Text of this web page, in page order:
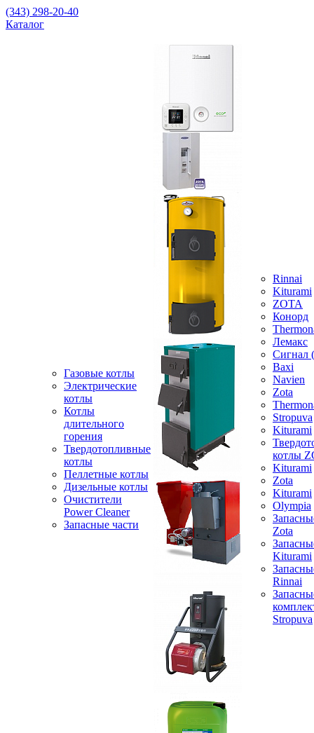
(343) 298-20-40
Каталог
Газовые котлы
Электрические
котлы
Котлы
длительного
горения
Твердотопливные
котлы
Пеллетные котлы
Дизельные котлы
Очистители
Power Cleaner
Запасные части
Rinnai
Kiturami
ZOTA
Конорд
Лемакс
Baxi
Navien
Zota
Stropuva
Kiturami
котлы
Kiturami
Zota
Kiturami
Olympia
Zota
Kiturami
Rinnai
Stropuva